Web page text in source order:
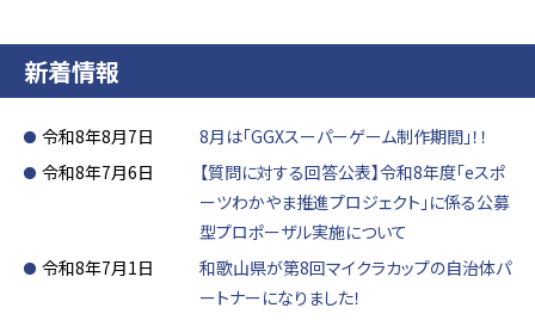
新着情報
令和8年8月7日
8月は「GGXスーパーゲーム制作期間」！！
令和8年7月6日
【質問に対する回答公表】令和8年度「eスポ
ーツわかやま推進プロジェクト」に係る公募
型プロポーザル実施について
令和8年7月1日
和歌山県が第8回マイクラカップの自治体パ
ートナーになりました！